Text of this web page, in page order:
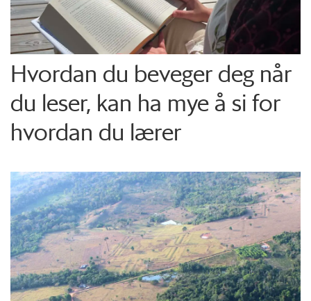
Hvordan du beveger deg når
du leser, kan ha mye å si for
hvordan du lærer